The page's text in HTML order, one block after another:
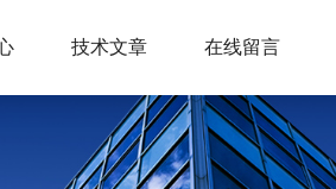
技术文章 在线留言